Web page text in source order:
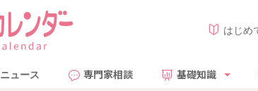
はじめ
ニュース 専門家相談 基礎知識